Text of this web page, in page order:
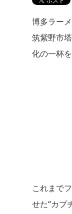
博多ラー
筑紫野市
化の一杯を
これまで
せた“カプ